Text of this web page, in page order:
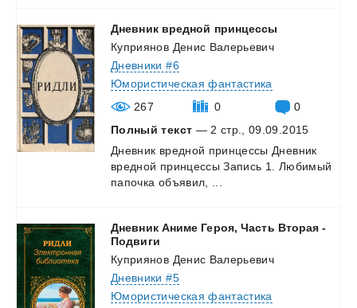
Дневник вредной принцессы
Куприянов Денис Валерьевич
Дневники #6
Юмористическая фантастика
267
0
0
Полный текст — 2 стр., 09.09.2015
Дневник вредной принцессы Дневник
вредной принцессы Запись 1.
Любимый
папочка объявил,
Дневник Аниме Героя, Часть Вторая -
Подвиги
Куприянов Денис Валерьевич
Дневники #5
Юмористическая фантастика